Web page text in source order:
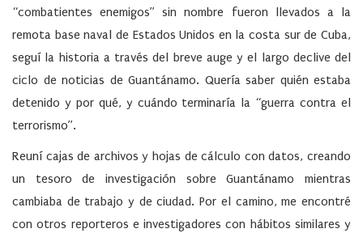
“combatientes enemigos” sin nombre fueron llevados a la
remota base naval de Estados Unidos en la costa sur de Cuba,
seguí la historia a través del breve auge y el largo declive del
ciclo de noticias de Guantánamo. Quería saber quién estaba
detenido y por qué, y cuándo terminaría la “guerra contra el
terrorismo”.
Reuní cajas de archivos y hojas de cálculo con datos, creando
un tesoro de investigación sobre Guantánamo mientras
cambiaba de trabajo y de ciudad. Por el camino, me encontré
con otros reporteros e investigadores con hábitos similares y